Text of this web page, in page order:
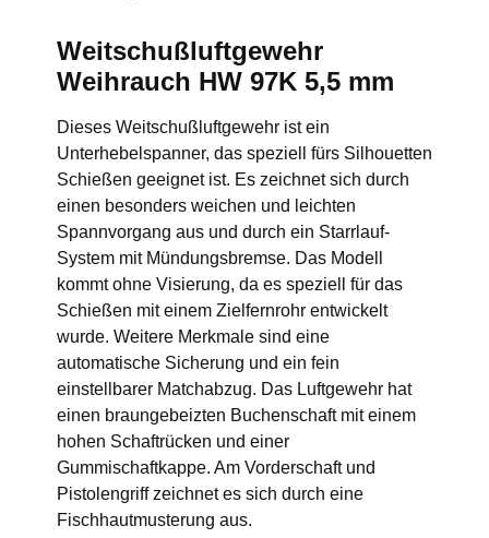
Weitschußluftgewehr
Weihrauch HW 97K 5,5 mm
Dieses Weitschußluftgewehr ist ein
Unterhebelspanner, das speziell fürs Silhouetten
Schießen geeignet ist. Es zeichnet sich durch
einen besonders weichen und leichten
Spannvorgang aus und durch ein Starrlauf-
System mit Mündungsbremse. Das Modell
kommt ohne Visierung, da es speziell für das
Schießen mit einem Zielfernrohr entwickelt
wurde. Weitere Merkmale sind eine
automatische Sicherung und ein fein
einstellbarer Matchabzug. Das Luftgewehr hat
einen braungebeizten Buchenschaft mit einem
hohen Schaftrücken und einer
Gummischaftkappe. Am Vorderschaft und
Pistolengriff zeichnet es sich durch eine
Fischhautmusterung aus.